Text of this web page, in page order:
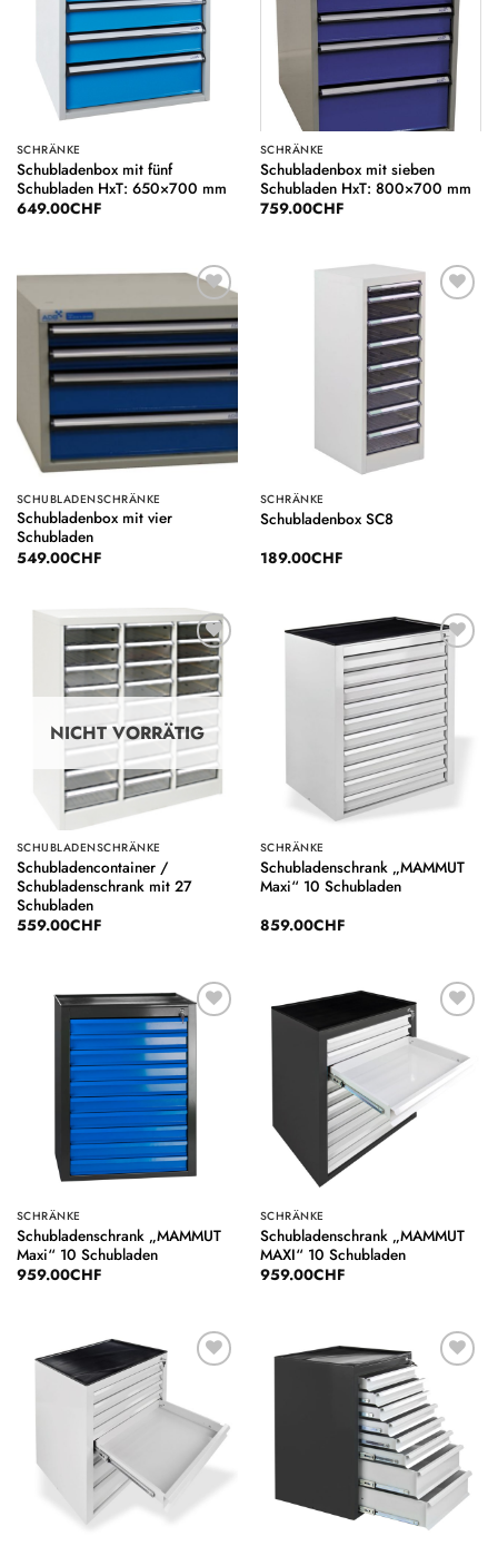
SCHRÄNKE
Schubladenbox mit fünf
Schubladen HxT: 650×700 mm
649.00CHF
SCHRÄNKE
Schubladenbox mit sieben
Schubladen HxT: 800×700 mm
759.00CHF
Auf die
Wunschliste
SCHUBLADENSCHRÄNKE
Schubladenbox mit vier
Schubladen
549.00CHF
Auf die
Wunschliste
SCHRÄNKE
Schubladenbox SC8
189.00CHF
Auf die
Wunschliste
NICHT VORRÄTIG
SCHUBLADENSCHRÄNKE
Schubladencontainer /
Schubladenschrank mit 27
Schubladen
559.00CHF
Auf die
Wunschliste
SCHRÄNKE
Schubladenschrank „MAMMUT
Maxi“ 10 Schubladen
859.00CHF
Auf die
Wunschliste
SCHRÄNKE
Schubladenschrank „MAMMUT
Maxi“ 10 Schubladen
959.00CHF
Wunschliste
SCHRÄNKE
Schubladenschrank „MAMMUT
MAXI“ 10 Schubladen
959.00CHF
Wunschliste
Auf die
Wunschliste